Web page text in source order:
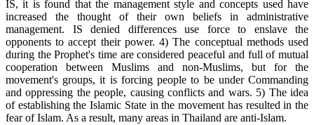
IS, it is found that the management style and concepts used have
increased the thought of their own beliefs in administrative
management. IS denied differences use force to enslave the
opponents to accept their power. 4) The conceptual methods used
during the Prophet's time are considered peaceful and full of mutual
cooperation between Muslims and non-Muslims, but for the
movement's groups, it is forcing people to be under Commanding
and oppressing the people, causing conflicts and wars. 5) The idea
of establishing the Islamic State in the movement has resulted in the
fear of Islam. As a result, many areas in Thailand are anti-Islam.